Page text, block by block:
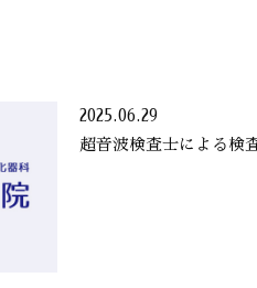
2025.06.29
超音波検査士による検